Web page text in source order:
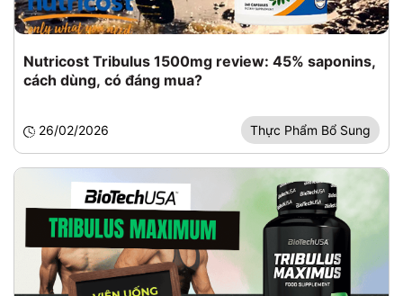
Nutricost Tribulus 1500mg review: 45% saponins,
cách dùng, có đáng mua?
26/02/2026 Thực Phẩm Bổ Sung